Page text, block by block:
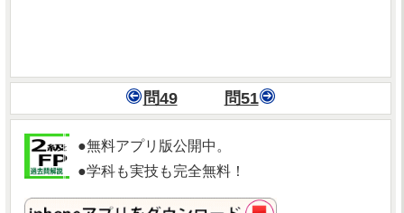
問49 問51
●無料アプリ版公開中。
●学科も実技も完全無料！